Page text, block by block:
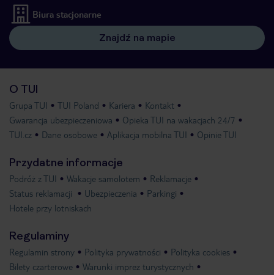
Biura stacjonarne
Znajdź na mapie
O TUI
Grupa TUI TUI Poland Kariera
Kontakt
Gwarancja ubezpieczeniowa
Opieka TUI na wakacjach 24/7
TUI.cz
Dane osobowe Aplikacja mobilna TUI Opinie TUI
Przydatne informacje
Podróż z TUI Wakacje samolotem
Reklamacje
Status reklamacji
Ubezpieczenia
Parkingi
Hotele przy lotniskach
Regulaminy
Regulamin strony Polityka prywatności
Polityka cookies
Bilety czarterowe
Warunki imprez turystycznych